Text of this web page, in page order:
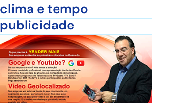
clima e tempo
publicidade